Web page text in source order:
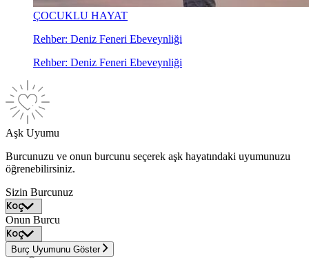
ÇOCUKLU HAYAT
Rehber: Deniz Feneri Ebeveynliği
Rehber: Deniz Feneri Ebeveynliği
Aşk Uyumu
Burcunuzu ve onun burcunu seçerek aşk hayatındaki uyumunuzu
öğrenebilirsiniz.
Sizin Burcunuz
Onun Burcu
Burç Uyumunu Göster